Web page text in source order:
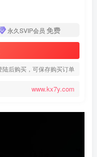
永久SVIP会员 免费
后购买，可保存购买订单
www.kx7y.com